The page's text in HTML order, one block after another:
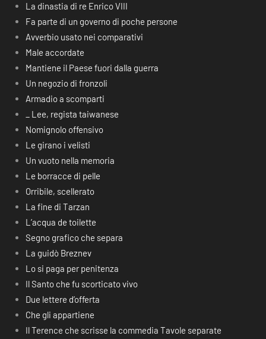
La dinastia di re Enrico VIII
Fa parte di un governo di poche persone
Avverbio usato nei comparativi
Male accordate
Mantiene il Paese fuori dalla guerra
Un negozio di fronzoli
Armadio a scomparti
_ Lee, regista taiwanese
Nomignolo offensivo
Le girano i velisti
Un vuoto nella memoria
Le borracce di pelle
Orribile, scellerato
La fine di Tarzan
L’acqua de toilette
Segno grafico che separa
La guidò Breznev
Lo si paga per penitenza
Il Santo che fu scorticato vivo
Due lettere d’offerta
Che gli appartiene
Il Terence che scrisse la commedia Tavole separate